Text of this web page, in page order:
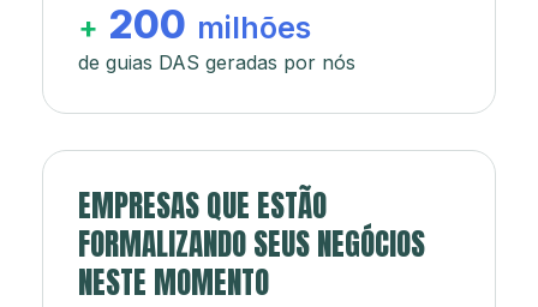
+ 200 milhões
de guias DAS geradas por nós
EMPRESAS QUE ESTÃO
FORMALIZANDO SEUS NEGÓCIOS
NESTE MOMENTO